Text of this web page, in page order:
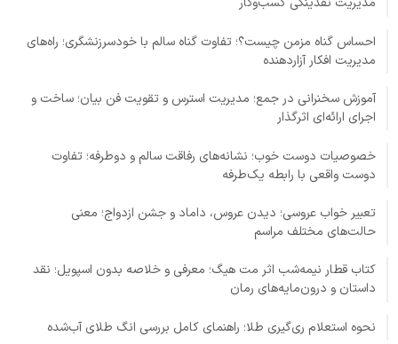
احساس گناه مزمن چیست؟؛ تفاوت گناه سالم با خودسرزنشگری؛ راه‌های
مدیریت افکار آزاردهنده
آموزش سخنرانی در جمع؛ مدیریت استرس و تقویت فن بیان؛ ساخت و
اجرای ارائه‌ای اثرگذار
خصوصیات دوست خوب؛ نشانه‌های رفاقت سالم و دوطرفه؛ تفاوت
دوست واقعی با رابطه یک‌طرفه
تعبیر خواب عروسی؛ دیدن عروس، داماد و جشن ازدواج؛ معنی
حالت‌های مختلف مراسم
کتاب قطار نیمه‌شب اثر مت هیگ؛ معرفی و خلاصه بدون اسپویل؛ نقد
داستان و درون‌مایه‌های رمان
نحوه استعلام ری‌گیری طلا؛ راهنمای کامل بررسی انگ طلای آب‌شده